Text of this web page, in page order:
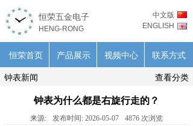
中文版
ENGLISH
恒荣五金电子
HENG-RONG
恒荣首页 产品展示 视频中心 联系方式
查看分类
钟表新闻
钟表为什么都是右旋行走的？
来源: 发布时间: 2026-05-07 4876 次浏览